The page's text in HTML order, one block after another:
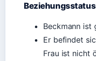
Beziehungsstatus
Beckmann ist
Er befindet
Frau ist nicht